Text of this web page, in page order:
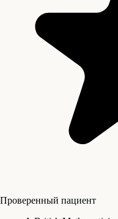
Проверенный пациент